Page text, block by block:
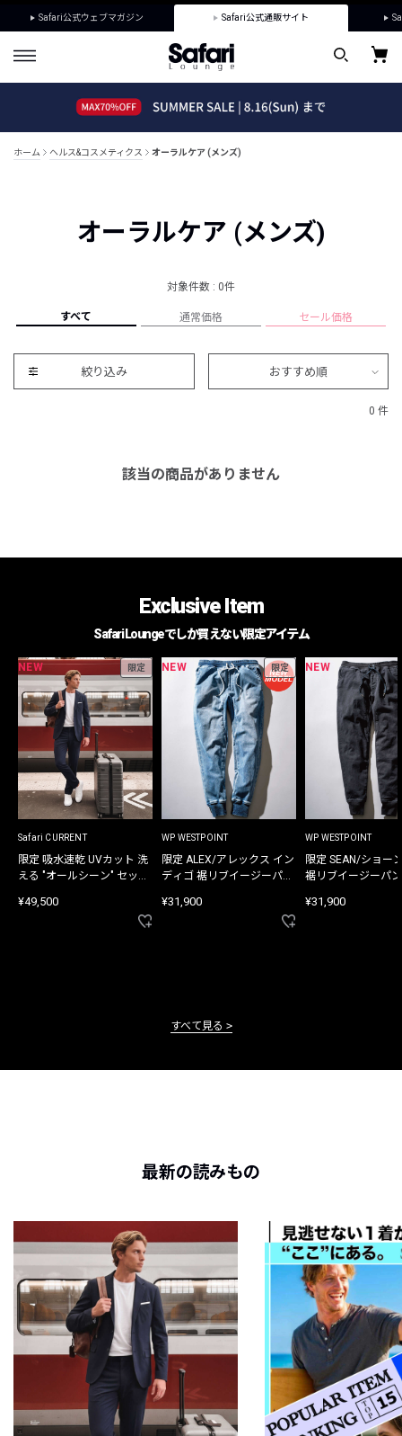
Safari公式ウェブマガジン Safari公式通販サイト
ホーム ヘルス&コスメティクス オーラルケア (メンズ)
オーラルケア (メンズ)
対象件数 : 0件
すべて 通常価格 セール価格
絞り込み おすすめ順
0 件
該当の商品がありません
Exclusive Item
Safari Loungeでしか買えない限定アイテム
NEW 限定
Safari CURRENT
限定 吸水速乾 UVカット 洗
える "オールシーン" セット
¥49,500
NEW 限定
WP WESTPOINT
限定 ALEX/アレックス イン
ディゴ 裾リブイージーパン
¥31,900
NEW
WP WESTPOINT
限定 SEAN/ショー
裾リブイージーパ
¥31,900
すべて見る
最新の読みもの